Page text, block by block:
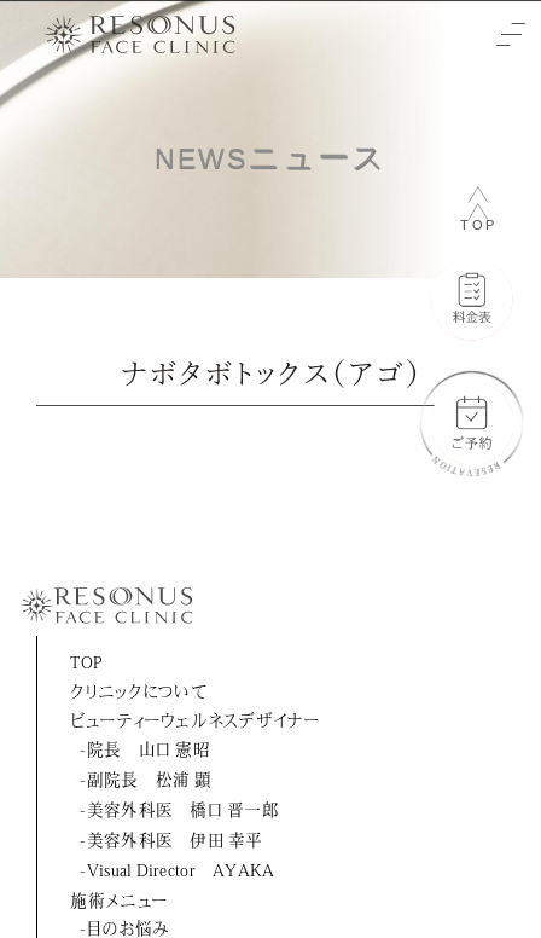
クリニックについて
-初めての方へ
-輪郭3点
料金表
-山口 憲昭
-橋口 晋一郎
-伊田 幸平
-AYAKA
よくあるご質問
お問い合わせ
TOP
NEWSニュース
ナボタボトックス（アゴ）
TOP
クリニックについて
ビューティーウェルネスデザイナー
-院長 山口 憲昭
-副院長 松浦 顕
-美容外科医 橋口 晋一郎
-美容外科医 伊田 幸平
-Visual Director AYAKA
施術メニュー
-目のお悩み